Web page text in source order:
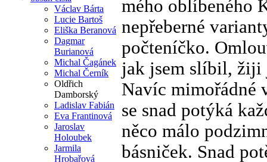
Václav Bárta
Lucie Bartoš
Eliška Beranová
Dagmar
Burianová
Michal Čagánek
Michal Černík
Oldřich
Damborský
Ladislav Fabián
Eva Frantinová
Jaroslav
Holoubek
Jarmila
Hrobařová
mého oblíbeného
nepřeberné
počteníčko.
jak jsem slíbil, žiji
Navíc mimořádné
se snad potýká
něco málo
básniček. Snad